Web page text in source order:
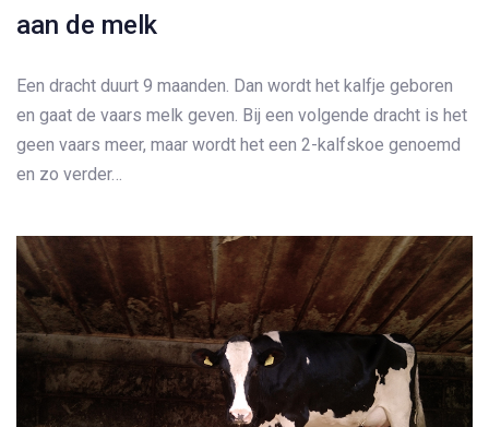
aan de melk
Een dracht duurt 9 maanden. Dan wordt het kalfje geboren
en gaat de vaars melk geven. Bij een volgende dracht is het
geen vaars meer, maar wordt het een 2-kalfskoe genoemd
en zo verder…